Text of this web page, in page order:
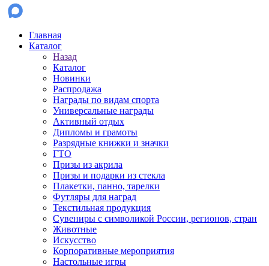
Главная
Каталог
Назад
Каталог
Новинки
Распродажа
Награды по видам спорта
Универсальные награды
Активный отдых
Дипломы и грамоты
Разрядные книжки и значки
ГТО
Призы из акрила
Призы и подарки из стекла
Плакетки, панно, тарелки
Футляры для наград
Текстильная продукция
Сувениры с символикой России, регионов, стран
Животные
Искусство
Корпоративные мероприятия
Настольные игры